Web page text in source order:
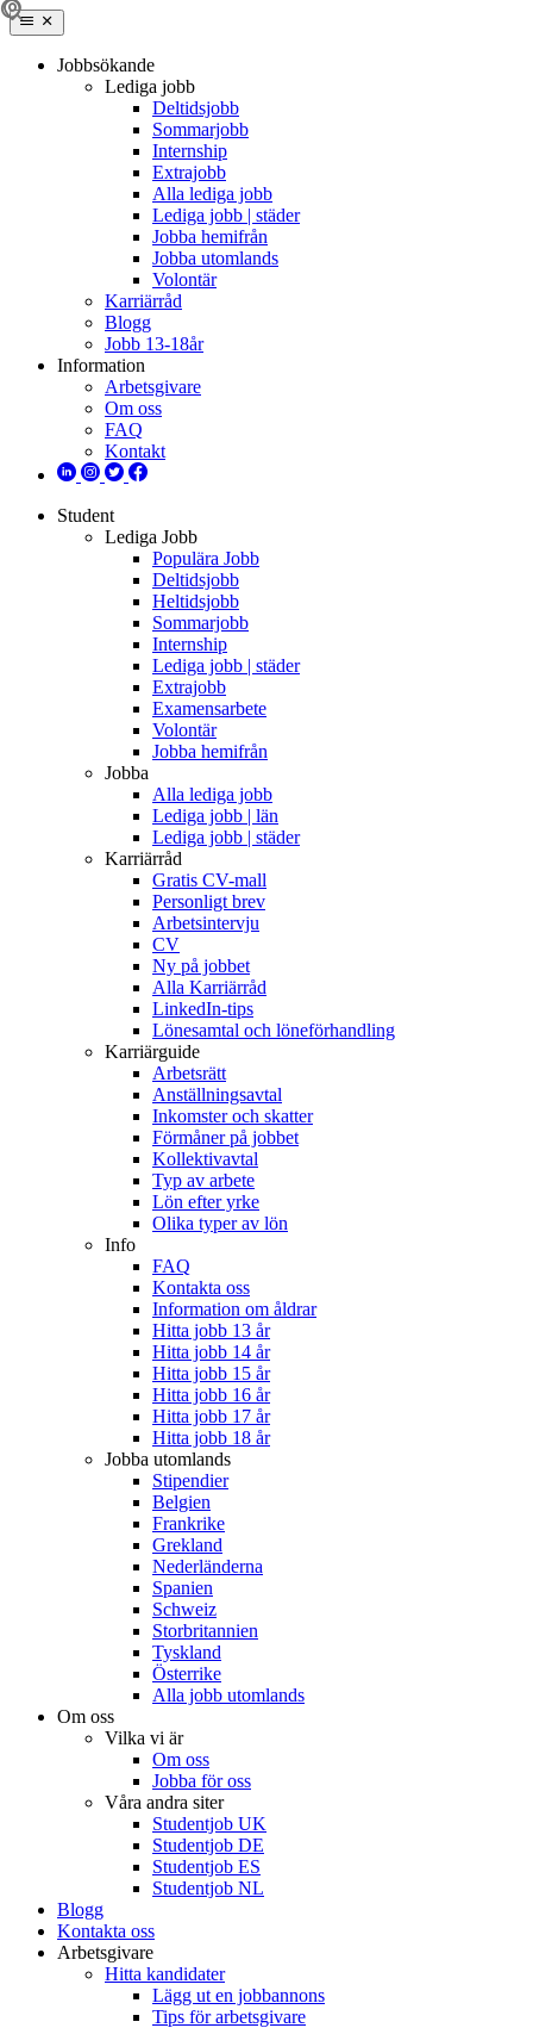
Jobbsökande
Lediga jobb
Deltidsjobb
Sommarjobb
Internship
Extrajobb
Alla lediga jobb
Lediga jobb | städer
Jobba hemifrån
Jobba utomlands
Volontär
Karriärråd
Blogg
Jobb 13-18år
Information
Arbetsgivare
Om oss
FAQ
Kontakt
Student
Lediga Jobb
Populära Jobb
Deltidsjobb
Heltidsjobb
Sommarjobb
Internship
Lediga jobb | städer
Extrajobb
Examensarbete
Volontär
Jobba hemifrån
Jobba
Alla lediga jobb
Lediga jobb | län
Lediga jobb | städer
Karriärråd
Gratis CV-mall
Personligt brev
Arbetsintervju
CV
Ny på jobbet
Alla Karriärråd
LinkedIn-tips
Lönesamtal och löneförhandling
Karriärguide
Arbetsrätt
Anställningsavtal
Inkomster och skatter
Förmåner på jobbet
Kollektivavtal
Typ av arbete
Lön efter yrke
Olika typer av lön
Info
FAQ
Kontakta oss
Information om åldrar
Hitta jobb 13 år
Hitta jobb 14 år
Hitta jobb 15 år
Hitta jobb 16 år
Hitta jobb 17 år
Hitta jobb 18 år
Jobba utomlands
Stipendier
Belgien
Frankrike
Grekland
Nederländerna
Spanien
Schweiz
Storbritannien
Tyskland
Österrike
Alla jobb utomlands
Om oss
Vilka vi är
Om oss
Jobba för oss
Våra andra siter
Studentjob UK
Studentjob DE
Studentjob ES
Studentjob NL
Blogg
Kontakta oss
Arbetsgivare
Hitta kandidater
Lägg ut en jobbannons
Tips för arbetsgivare